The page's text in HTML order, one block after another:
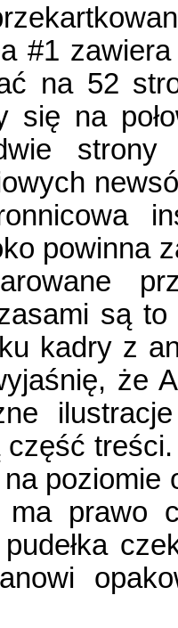
#1
na 52
się na
strony
powinna
są
kadry z
że
część
na
prawo